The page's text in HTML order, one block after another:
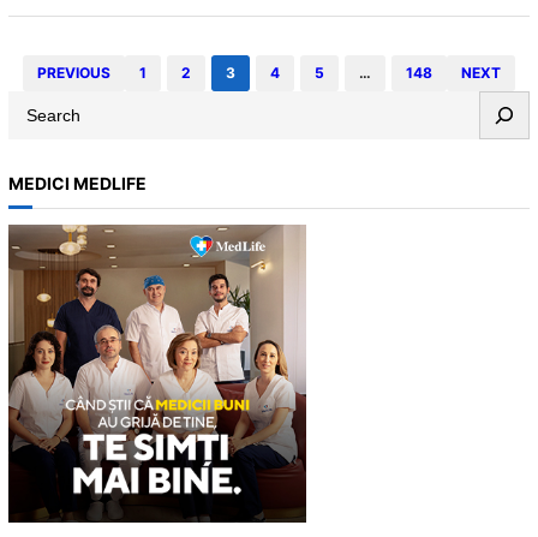
PREVIOUS 1 2 3 4 5 … 148 NEXT
a
r
c
h
MEDICI MEDLIFE